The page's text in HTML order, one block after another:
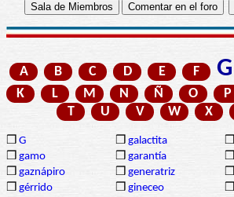
A B C D E F G
K
L M N Ñ O P
T
U V W X
❒ G ❒ galactita ❒
❒ gamo ❒ garantía ❒
❒ gaznápiro ❒ generatriz ❒
❒ gérrido ❒ gineceo ❒